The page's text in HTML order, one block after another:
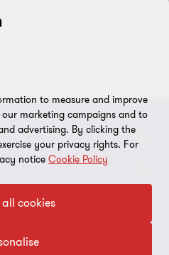
to measure and improve
marketing campaigns and to
advertising. By clicking the
your privacy rights. For
notice Cookie Policy
cookies